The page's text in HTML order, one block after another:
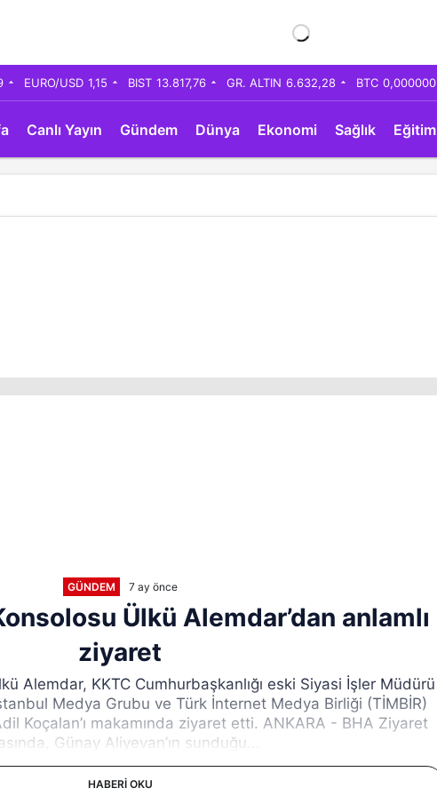
EURO/USD 1,15 BIST 13.817,76 GR. ALTIN 6.632,28 BTC 0,000000
Canlı Yayın Gündem Dünya Ekonomi Sağlık Eğitim
GÜNDEM 7 ay önce
Ülkü Alemdar’dan anlamlı
ziyaret
Alemdar, KKTC Cumhurbaşkanlığı eski Siyasi İşler Müdürü
Medya Grubu ve Türk İnternet Medya Birliği (TİMBİR)
Koçalan’ı makamında ziyaret etti. ANKARA - BHA Ziyaret
Günay Aliyevan’ın sunduğu...
HABERI OKU